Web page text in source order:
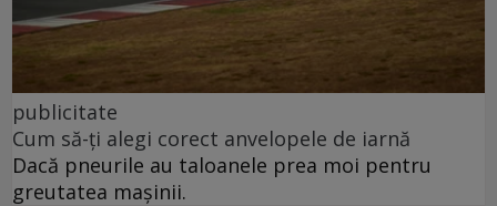
publicitate
Cum să-ți alegi corect anvelopele de iarnă
Dacă pneurile au taloanele prea moi pentru
greutatea mașinii.